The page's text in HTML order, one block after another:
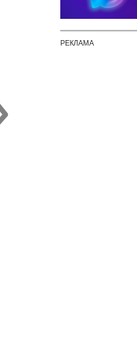
РЕКЛАМА